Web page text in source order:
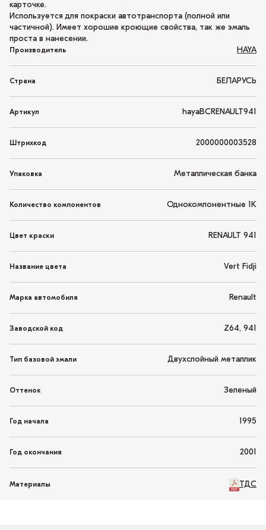
карточке.
Используется для покраски автотранспорта (полной или
частичной). Имеет хорошие кроющие свойства, так же эмаль
проста в нанесении.
Производитель HAYA
Страна БЕЛАРУСЬ
Артикул hayaBCRENAULT941
Штрихкод 2000000003528
Упаковка Металлическая банка
Количество компонентов Однокомпонентные 1K
Цвет краски RENAULT 941
Название цвета Vert Fidji
Марка автомобиля Renault
Заводской код Z64, 941
Тип базовой эмали Двухслойный металлик
Оттенок Зеленый
Год начала 1995
Год окончания 2001
Материалы ТДС